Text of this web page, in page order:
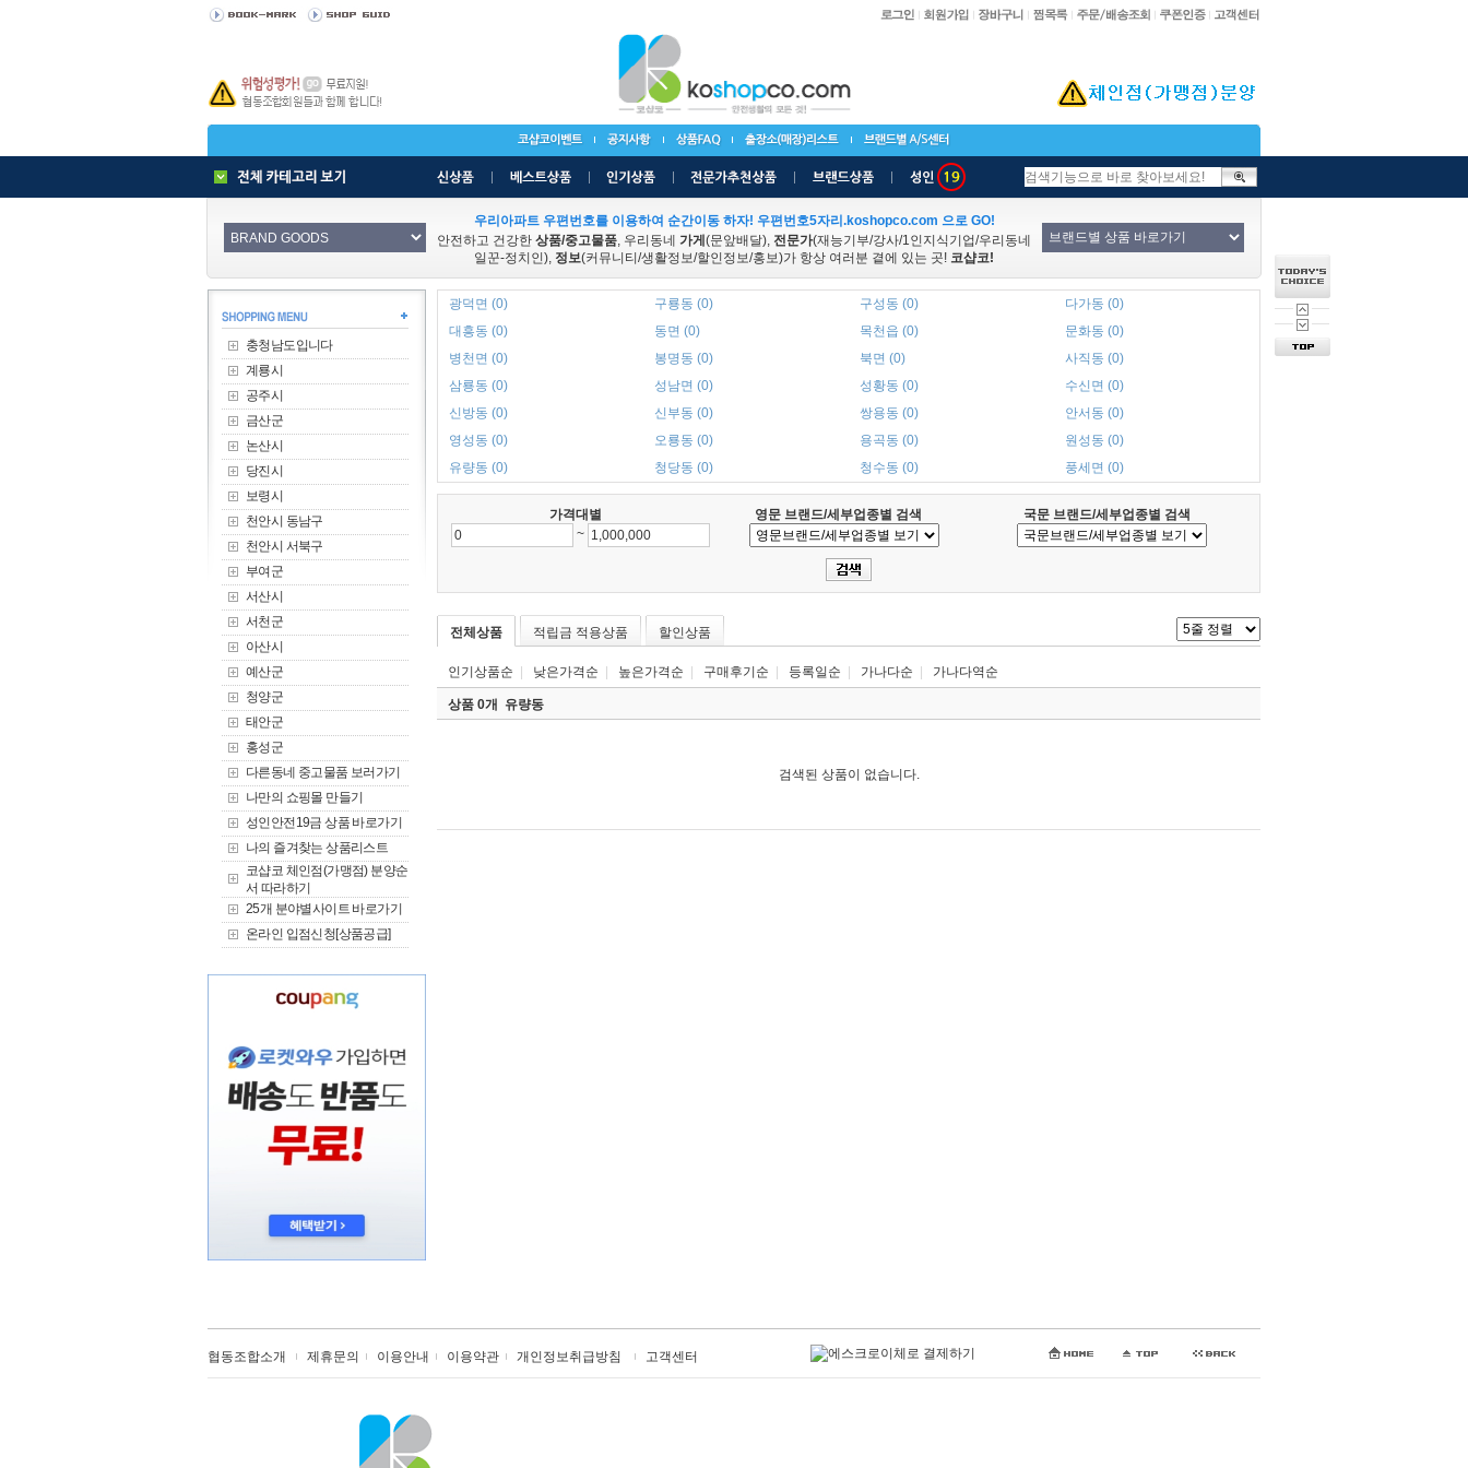
우리아파트 우편번호를 이용하여 순간이동 하자! 우편번호5자리.koshopco.com 으로 GO!
안전하고 건강한 상품/중고물품, 우리동네 가게 (문앞배달), 전문가(재능기부/강사/1인지식기업/우리동네
일꾼-정치인), 정보(커뮤니티/생활정보/할인정보/홍보)가 항상 여러분 곁에 있는 곳! 코샵코!
충청남도입니다
계룡시
공주시
금산군
논산시
당진시
보령시
천안시 동남구
천안시 서북구
부여군
서산시
서천군
아산시
예산군
청양군
태안군
홍성군
다른동네 중고물품 보러가기
나만의 쇼핑몰 만들기
성인안전19금 상품 바로가기
나의 즐겨찾는 상품리스트
코샵코 체인점(가맹점) 분양순
서 따라하기
25개 분야별사이트 바로가기
온라인 입점신청[상품공급]
광덕면 (0) 구룡동 (0) 구성동 (0)
다가동 (0)
대흥동 (0)
동면 (0) 목천읍 (0)
문화동 (0)
병천면 (0)
봉명동 (0) 북면 (0)
사직동 (0)
삼룡동 (0)
성남면 (0) 성황동 (0)
수신면 (0)
신방동 (0)
신부동 (0) 쌍용동 (0)
안서동 (0)
영성동 (0)
오룡동 (0) 용곡동 (0)
원성동 (0)
유량동 (0)
청당동 (0) 청수동 (0) 풍세면 (0)
가격대별 영문 브랜드/세부업종별 검색
국문 브랜드/세부업종별 검색
~
전체상품 적립금 적용상품 할인상품
인기상품순 낮은가격순 높은가격순 구매후기순 등록일순 가나다순 가나다역순
상품 0개 유량동
검색된 상품이 없습니다.
협동조합소개 제휴문의 이용안내 이용약관 개인정보취급방침 고객센터